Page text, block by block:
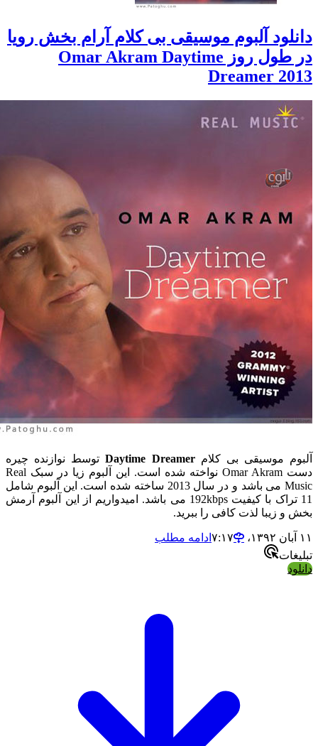
آلبوم موسیقی بی کلام آرام بخش رویا
در طول روز Omar Akram Daytime
Dreamer
موسیقی بی کلامDaytime Dreamerتوسط نوازنده چیره
دست Omar Akram نواخته شده است. این آلبوم زیا در سبک Real
Music می باشد و در سال 2013 ساخته شده است. این آلبوم شامل
11 تراک با کیفیت 192kbps می باشد. امیدواریم از این آلبوم آرمش
زیبا لذت کافی را ببرید.
ادامه مطلب